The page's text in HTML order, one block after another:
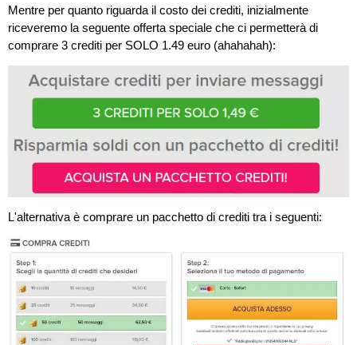
Mentre per quanto riguarda il costo dei crediti, inizialmente
riceveremo la seguente offerta speciale che ci permetterà di
comprare 3 crediti per SOLO 1.49 euro (ahahahah):
L'alternativa è comprare un pacchetto di crediti tra i seguenti: